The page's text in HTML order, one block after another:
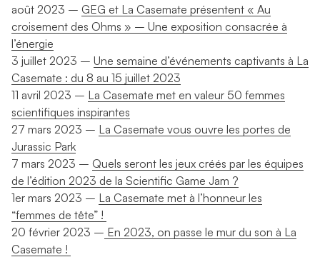
août 2023 – GEG et La Casemate présentent « Au
croisement des Ohms » – Une exposition consacrée à
l’énergie
3 juillet 2023 – Une semaine d’événements captivants à La
Casemate : du 8 au 15 juillet 2023
11 avril 2023 – La Casemate met en valeur 50 femmes
scientifiques inspirantes
27 mars 2023 – La Casemate vous ouvre les portes de
Jurassic Park
7 mars 2023 – Quels seront les jeux créés par les équipes
de l’édition 2023 de la Scientific Game Jam ?
1er mars 2023 – La Casemate met à l’honneur les
“femmes de tête” !
20 février 2023 – En 2023, on passe le mur du son à La
Casemate !